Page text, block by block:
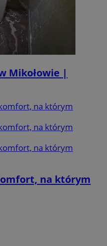
Mikołowie |
na którym